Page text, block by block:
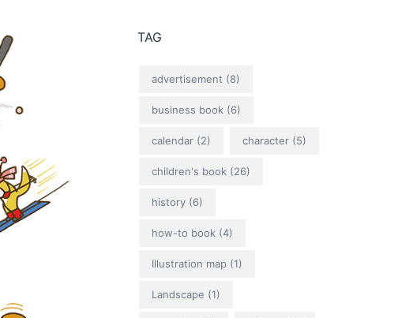
TAG
advertisement (8)
business book (6)
calendar(2) character(5)
children's book (26)
history(6)
how-to book (4)
Illustration map(1)
Landscape (1)